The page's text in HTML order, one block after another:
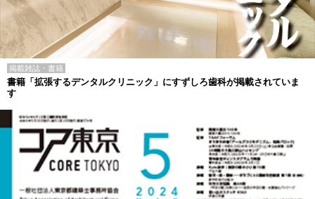
掲載雑誌・書籍
書籍「拡張するデンタルクリニック」にすずしろ歯科が掲載されていま
す